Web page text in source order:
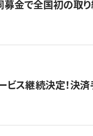
金で全国初の取り
ビス継続決定！決